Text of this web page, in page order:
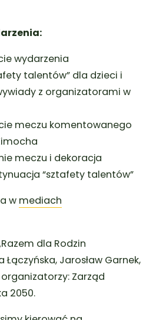
wydarzenia
talentów” dla dzieci i
z organizatorami w
meczu komentowanego
meczu i dekoracja
“sztafety talentów”
w mediach
dla Rodzin
Łączyńska, Jarosław Garnek,
Zarząd
2050.